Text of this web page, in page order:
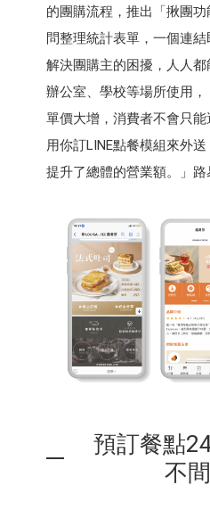
的團購流程，推出「揪團
問整理統計表單，一個連結
解決團購主的困擾，人人
辦公室、學校等場所使用
單價大增，消費者不會只
用你訂LINE點餐模組來外
提升了總體的營業額。」路
預訂餐點
不